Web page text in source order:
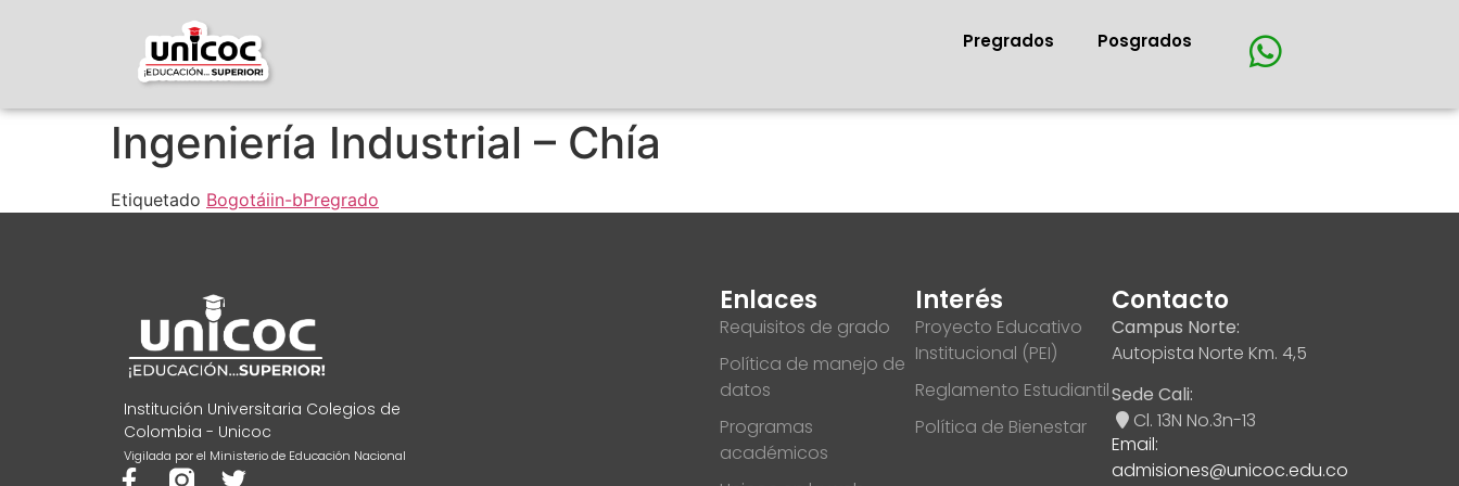
Pregrados Posgrados
Ingeniería Industrial – Chía
Etiquetado Bogotáiin-bPregrado
Institución Universitaria Colegios de
Colombia - Unicoc
Vigilada por el Ministerio de Educación Nacional
Enlaces
Requisitos de grado
Política de manejo de
datos
Programas
académicos
Interés
Proyecto Educativo
Institucional (PEI)
Reglamento Estudiantil
Política de Bienestar
Contacto
Campus Norte:
Autopista Norte Km. 4,5
Sede Cali:
Cl. 13N No.3n-13
Email:
admisiones@unicoc.edu.co